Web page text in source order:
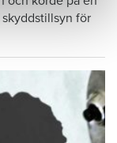
för